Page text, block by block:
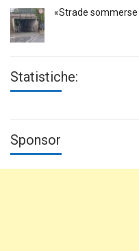
«Strade
Statistiche:
Sponsor